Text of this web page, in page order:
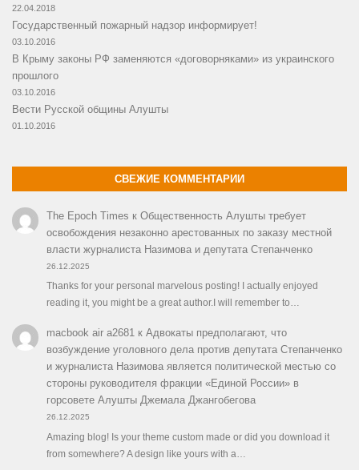
22.04.2018
Государственный пожарный надзор информирует!
03.10.2016
В Крыму законы РФ заменяются «договорняками» из украинского
прошлого
03.10.2016
Вести Русской общины Алушты
01.10.2016
СВЕЖИЕ КОММЕНТАРИИ
The Epoch Times к Общественность Алушты требует
освобождения незаконно арестованных по заказу местной
власти журналиста Назимова и депутата Степанченко
26.12.2025
Thanks for your personal marvelous posting! I actually enjoyed
reading it, you might be a great author.I will remember to…
macbook air a2681к Адвокаты предполагают, что
возбуждение уголовного дела против депутата Степанченко
и журналиста Назимова является политической местью со
стороны руководителя фракции «Единой России» в
горсовете Алушты Джемала Джангобегова
26.12.2025
Amazing blog! Is your theme custom made or did you download it
from somewhere? A design like yours with a…